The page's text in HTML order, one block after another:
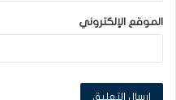
الموقع الإلكتروني